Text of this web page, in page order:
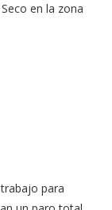
en la zona
para